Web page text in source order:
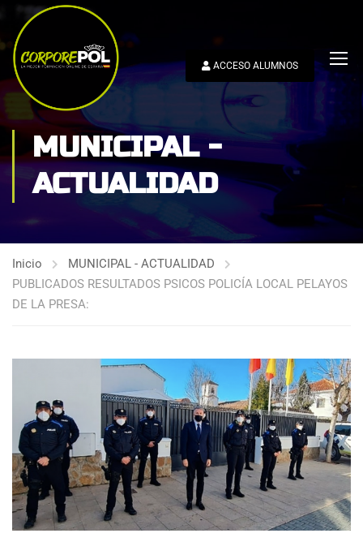
ACCESO ALUMNOS
MUNICIPAL -
ACTUALIDAD
Inicio
MUNICIPAL - ACTUALIDAD
PUBLICADOS RESULTADOS PSICOS POLICÍA LOCAL PELAYOS
DE LA PRESA: